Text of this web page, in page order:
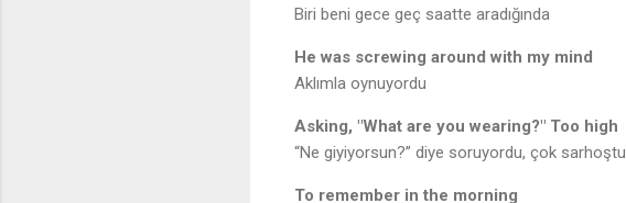
Biri beni gece geç saatte aradığında
He was screwing around with my mind
Aklımla oynuyordu
Asking, "What are you wearing?" Too high
“Ne giyiyorsun?” diye soruyordu, çok sarhoştu
To remember in the morning